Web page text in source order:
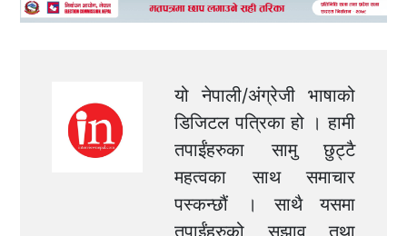
यो नेपाली/अंग्रेजी भाषाको
डिजिटल पत्रिका हो । हामी
तपाईंहरुका सामु छुट्टै
महत्वका साथ समाचार
पस्कन्छौं । साथै यसमा
तपाईंहरुको सुझाव तथा